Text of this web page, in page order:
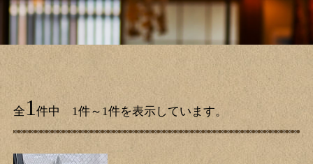
全1 件中 1件～1件を表示しています。